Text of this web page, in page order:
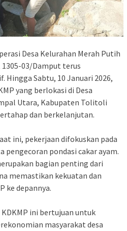
Desa Kelurahan Merah Putih
03/Damput terus
Sabtu, 10 Januari 2026,
yang berlokasi di Desa
Utara, Kabupaten Tolitoli
dan berkelanjutan.
ini, pekerjaan difokuskan pada
pondasi cakar ayam.
bagian penting dari
memastikan kekuatan dan
ke depannya.
ini bertujuan untuk
masyarakat desa